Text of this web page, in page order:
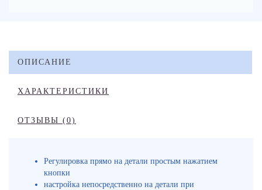
ОПИСАНИЕ
ХАРАКТЕРИСТИКИ
ОТЗЫВЫ (0)
Регулировка прямо на детали простым нажатием
кнопки
настройка непосредственно на детали при